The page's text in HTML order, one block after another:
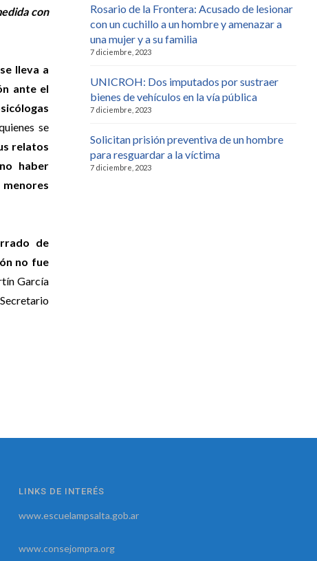
con
lleva a
ante el
quienes se
relatos
haber
de
no fue
García
Rosario de la Frontera: Acusado de lesionar
con un cuchillo a un hombre y amenazar a
una mujer y a su familia
7 diciembre, 2023
UNICROH: Dos imputados por sustraer
bienes de vehículos en la vía pública
7 diciembre, 2023
Solicitan prisión preventiva de un hombre
para resguardar a la víctima
7 diciembre, 2023
LINKS DE INTERÉS
www.escuelampsalta.gob.ar
www.consejompra.org